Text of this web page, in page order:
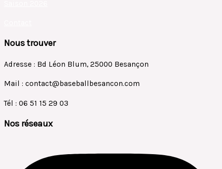
Nous trouver
Adresse : Bd Léon Blum, 25000 Besançon
Mail : contact@baseballbesancon.com
Tél : 06 51 15 29 03
Nos réseaux